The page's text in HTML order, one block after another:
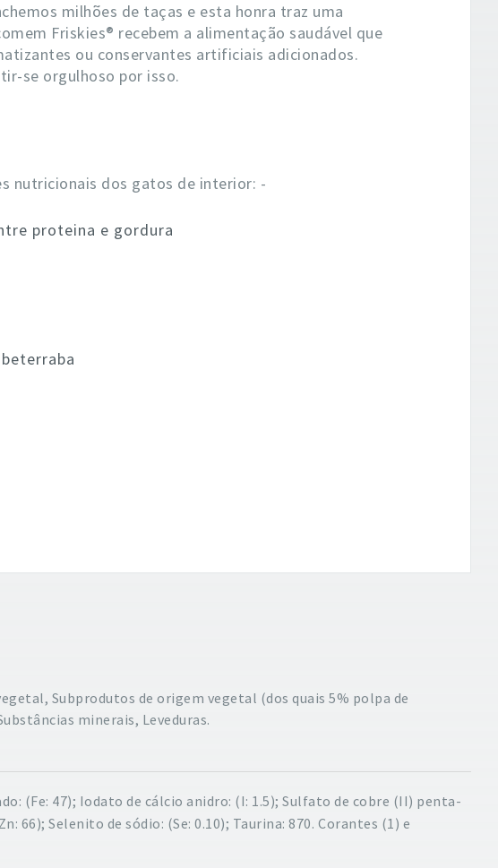
milhões de taças e esta honra traz uma
Friskies® recebem a alimentação saudável que
ou conservantes artificiais adicionados.
se orgulhoso por isso.
nutricionais dos gatos de interior: -
proteina e gordura
Subprodutos de origem vegetal (dos quais 5% polpa de
minerais, Leveduras.
(Fe: 47); Iodato de cálcio anidro: (I: 1.5); Sulfato de cobre (II) penta-
66); Selenito de sódio: (Se: 0.10); Taurina: 870. Corantes (1) e